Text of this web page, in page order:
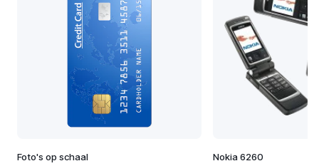
Foto's op schaal Nokia 6260